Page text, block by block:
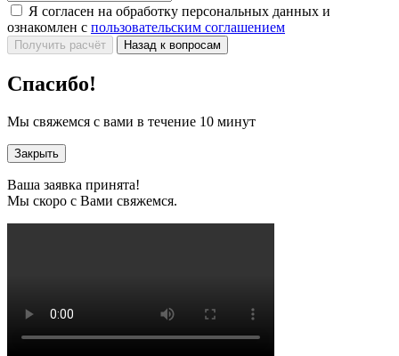
Я согласен на обработку персональных данных и
ознакомлен с пользовательским соглашением
Получить расчёт Назад к вопросам
Спасибо!
Мы свяжемся с вами в течение 10 минут
Закрыть
Ваша заявка принята!
Мы скоро с Вами свяжемся.